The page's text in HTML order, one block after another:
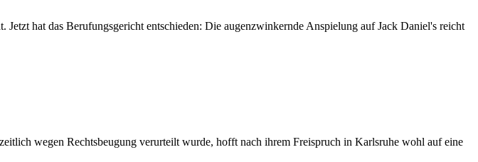
hat das Berufungsgericht entschieden: Die augenzwinkernde Anspielung auf Jack Daniel's reicht
wegen Rechtsbeugung verurteilt wurde, hofft nach ihrem Freispruch in Karlsruhe wohl auf eine